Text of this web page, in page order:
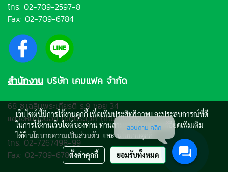
โทร. 02-709-2597-8
Fax: 02-709-6784
สำนักงาน บริษัท เคมแฟค จำกัด
68 ซ.เฉลิมพระเกียรติ ร.9 ซอย 34
แขวงหนองบอน เขตประเวศ กทม. 10250
โทร.02-7267498-99
Fax: 02-709-6784
เว็บไซต์นี้มีการใช้งานคุกกี้ เพื่อเพิ่มประสิทธิภาพและประสบการณ์ที่ดี
ในการใช้งานเว็บไซต์ของท่าน ท่านสามารถอ่านรายละเอียดเพิ่มเติม
ได้ที่นโยบายความเป็นส่วนตัว และ
ตั้งค่าคุกกี้ ยอมรับทั้งหมด
สอบถาม คลิก